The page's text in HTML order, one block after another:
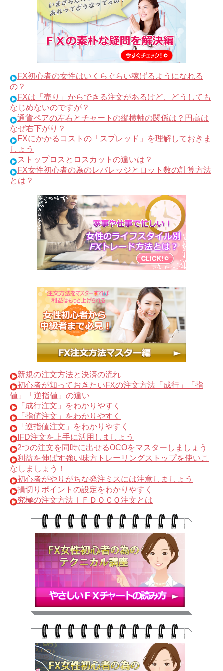
FX初心者の女性はいくらぐらい稼げるようになれる
の？
FXは「売り」からできる注文があるけど、どうしても
なじめないのですが？
通貨ペアの左右とチャートの縦横軸の関係は？円高は
なぜ右下がり？
FXにかかるコストの「スプレッド」を理解しておきま
しょう
ストップロスとロスカットの違いは？
FX女性初心者の為のレバレッジとロット数の計算方法
とは？
新規の注文方法と決済の流れ
初心者が知っておきたいFXの注文方法「成行」「指
値」「逆指値」の違い
「成行注文」をわかりやすく
「指値注文」をわかりやすく
「逆指値注文」をわかりやすく
IFD注文を上手に活用しましょう
2つの注文を同時に出せるOCOをマスターしましょう
利益を伸ばす強い味方トレーリングストップを使いこ
なしましょう！
初心者がやりがちな発注ミスには注意しましょう
損切りポイントの設定をわかりやすく
究極の注文方法ＩＦＤＯＣＯ注文とは